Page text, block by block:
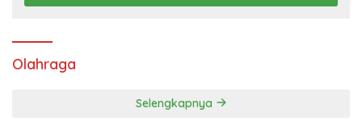
Olahraga
Selengkapnya